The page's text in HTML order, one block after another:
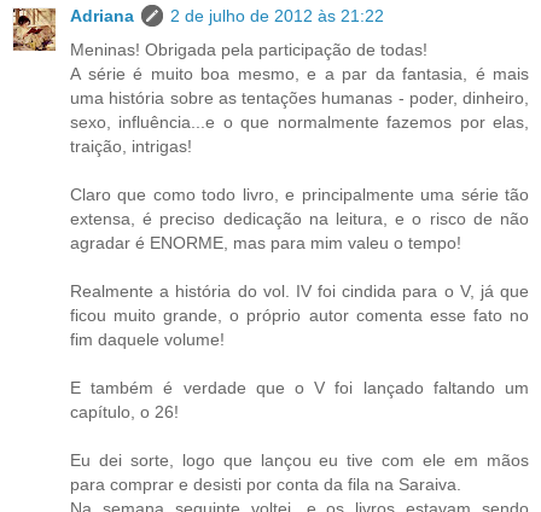
Adriana
2 de julho de 2012 às 21:22
Meninas! Obrigada pela participação de todas!
A série é muito boa mesmo, e a par da fantasia, é mais
uma história sobre as tentações humanas - poder, dinheiro,
sexo, influência...e o que normalmente fazemos por elas,
traição, intrigas!
Claro que como todo livro, e principalmente uma série tão
extensa, é preciso dedicação na leitura, e o risco de não
agradar é ENORME, mas para mim valeu o tempo!
Realmente a história do vol. IV foi cindida para o V, já que
ficou muito grande, o próprio autor comenta esse fato no
fim daquele volume!
E também é verdade que o V foi lançado faltando um
capítulo, o 26!
Eu dei sorte, logo que lançou eu tive com ele em mãos
para comprar e desisti por conta da fila na Saraiva.